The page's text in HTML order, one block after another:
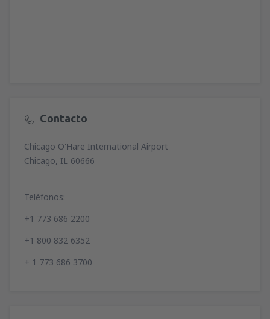
Contacto
Chicago O'Hare International Airport
Chicago, IL 60666
Teléfonos:
+1 773 686 2200
+1 800 832 6352
+ 1 773 686 3700